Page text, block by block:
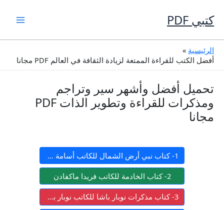
إلى
المحتوى
كتبي PDF
الرئيسية
أفضل الكتب للقراءة الممتعة لزيادة الثقافة في العالم PDF مجانا
تحميل أفضل وأشهر سير وتراجم
ومذكرات للقراءة وتطوير الذات PDF
مجانا
1- كتاب نبي أرض الشمال للكاتب أسامة عبد الرءوف الشاذلي
2- كتاب الخادمة للكاتب فريدا ماكفادن
3- كتاب مذكرات نوبار باشا للكاتب نوبار باشا